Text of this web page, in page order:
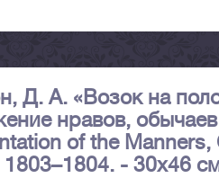
Д. А. «Возок на
нравов,
of the
- 30х46